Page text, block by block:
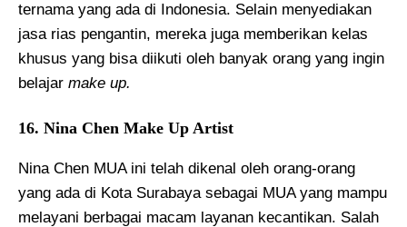
ternama yang ada di Indonesia. Selain menyediakan
jasa rias pengantin, mereka juga memberikan kelas
khusus yang bisa diikuti oleh banyak orang yang ingin
belajar make up.
16. Nina Chen Make Up Artist
Nina Chen MUA ini telah dikenal oleh orang-orang
yang ada di Kota Surabaya sebagai MUA yang mampu
melayani berbagai macam layanan kecantikan. Salah